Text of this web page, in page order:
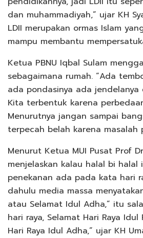
dan muhammadiyah,” ujar KH
LDII merupakan ormas Islam
mampu membantu
Ketua PBNU Iqbal Sulam
sebagaimana rumah. “Ada
ada pondasinya ada
Kita terbentuk karena
Menurutnya jangan sampai
terpecah belah karena masalah
Menurut Ketua MUI Pusat Prof
menjelaskan kalau halal bi
penekanan ada pada kata hari
dahulu media massa
atau Selamat Idul Adha,” itu
hari raya, Selamat Hari Raya
Hari Raya Idul Adha,” ujar KH